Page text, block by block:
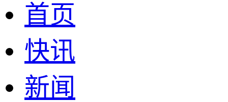
首页
快讯
新闻